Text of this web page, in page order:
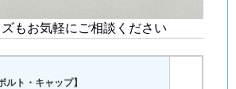
ズもお気軽にご相談ください
ルト・キャップ】